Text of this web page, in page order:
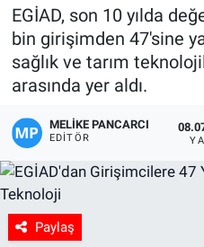
EGİAD, son 10 yılda
bin girişimden 47'sine
sağlık ve tarım
arasında yer aldı.
MELIKE PANCARCI
EDITÖR
Paylaş
Resmi İlanlar
Sağlık
Son Dakika
Spor
Uşak Haberleri